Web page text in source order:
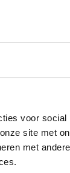
voor
site met
met